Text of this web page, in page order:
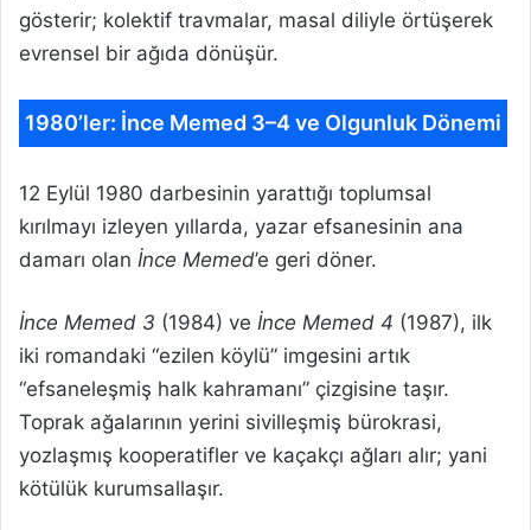
gösterir; kolektif travmalar, masal diliyle örtüşerek
evrensel bir ağıda dönüşür.
1980’ler: İnce Memed 3–4 ve Olgunluk Dönemi
12 Eylül 1980 darbesinin yarattığı toplumsal
kırılmayı izleyen yıllarda, yazar efsanesinin ana
damarı olan İnce Memed’e geri döner.
İnce Memed 3 (1984) ve İnce Memed 4 (1987), ilk
iki romandaki “ezilen köylü” imgesini artık
“efsaneleşmiş halk kahramanı” çizgisine taşır.
Toprak ağalarının yerini sivilleşmiş bürokrasi,
yozlaşmış kooperatifler ve kaçakçı ağları alır; yani
kötülük kurumsallaşır.